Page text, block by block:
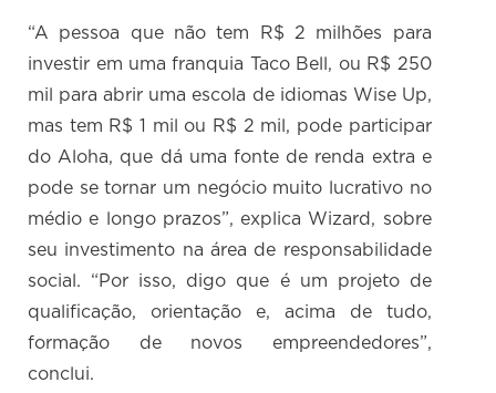
“A pessoa que não tem R$ 2 milhões para
investir em uma franquia Taco Bell, ou R$ 250
mil para abrir uma escola de idiomas Wise Up,
mas tem R$ 1 mil ou R$ 2 mil, pode participar
do Aloha, que dá uma fonte de renda extra e
pode se tornar um negócio muito lucrativo no
médio e longo prazos”, explica Wizard, sobre
seu investimento na área de responsabilidade
social. “Por isso, digo que é um projeto de
qualificação, orientação e, acima de tudo,
formação de novos empreendedores”,
conclui.